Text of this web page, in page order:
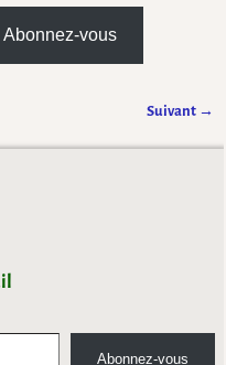
Abonnez-vous
Suivant →
Abonnez-vous